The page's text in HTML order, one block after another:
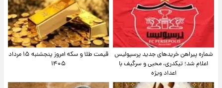
شماره پیراهن خریدهای جدید پرسپولیس
اعلام شد؛ تیکدری، محبی و سرگیف با
اعداد ویژه
قیمت طلا و سکه امروز پنجشنبه ۱۵ مرداد
۱۴۰۵